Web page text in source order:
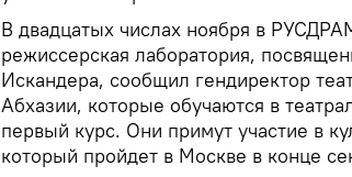
В двадцатых числах ноября в
режиссерская лаборатория,
Искандера, сообщил гендиректор
Абхазии, которые обучаются в
первый курс. Они примут участие в
который пройдет в Москве в конце